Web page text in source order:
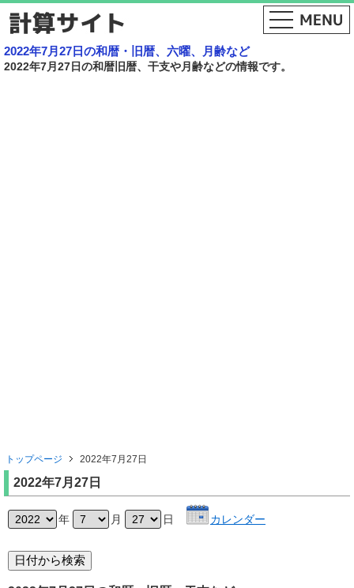
2022年7月27日の和暦・旧暦、六曜、月齢など
2022年7月27日の和暦旧暦、干支や月齢などの情報です。
トップページ 2022年7月27日
2022年7月27日
年 月 日 カレンダー